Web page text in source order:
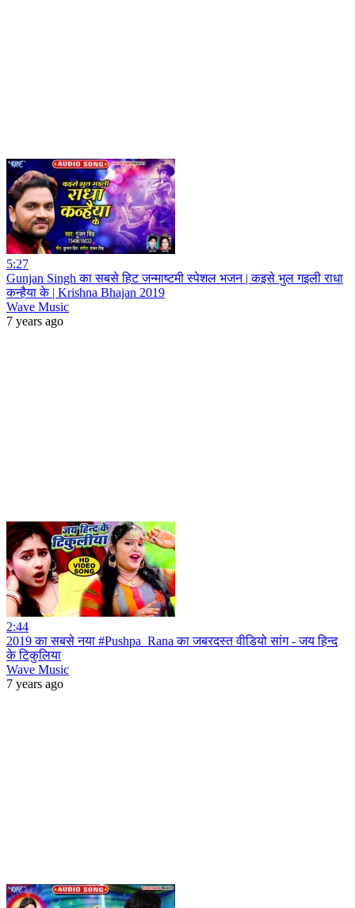
5:27
Gunjan Singh का सबसे हिट जन्माष्टमी स्पेशल भजन | कइसे भुल गइली राधा
कन्हैया के | Krishna Bhajan 2019
Wave Music
7 years ago
2:44
2019 का सबसे नया #Pushpa_Rana का जबरदस्त वीडियो सांग - जय हिन्द
के टिकुलिया
Wave Music
7 years ago